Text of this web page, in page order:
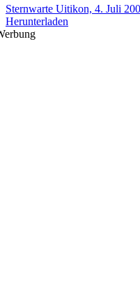
Sternwarte Uitikon, 4. Juli
Herunterladen